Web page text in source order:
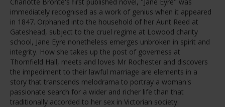
immediately recognised as a work of genius when it appeared
in 1847. Orphaned into the household of her Aunt Reed at
Gateshead, subject to the cruel regime at Lowood charity
school, Jane Eyre nonetheless emerges unbroken in spirit and
integrity. How she takes up the post of governess at
Thornfield Hall, meets and loves Mr Rochester and discovers
the impediment to their lawful marriage are elements in a
story that transcends melodrama to portray a woman's
passionate search for a wider and richer life than that
traditionally accorded to her sex in Victorian society.